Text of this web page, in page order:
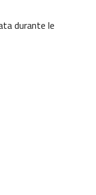
durante le